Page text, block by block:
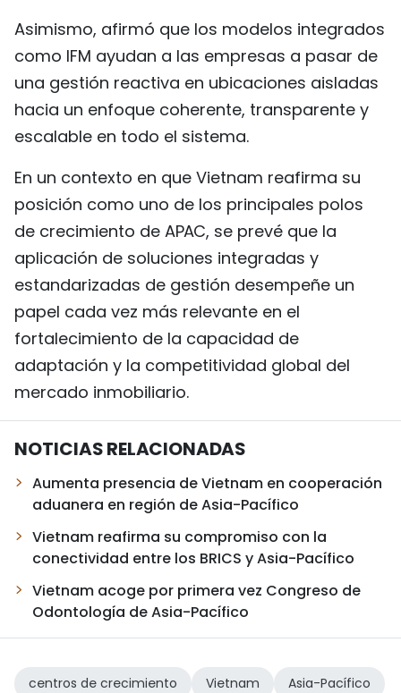
Asimismo, afirmó que los modelos integrados
como IFM ayudan a las empresas a pasar de
una gestión reactiva en ubicaciones aisladas
hacia un enfoque coherente, transparente y
escalable en todo el sistema.
En un contexto en que Vietnam reafirma su
posición como uno de los principales polos
de crecimiento de APAC, se prevé que la
aplicación de soluciones integradas y
estandarizadas de gestión desempeñe un
papel cada vez más relevante en el
fortalecimiento de la capacidad de
adaptación y la competitividad global del
mercado inmobiliario.
NOTICIAS RELACIONADAS
Aumenta presencia de Vietnam en cooperación
aduanera en región de Asia-Pacífico
Vietnam reafirma su compromiso con la
conectividad entre los BRICS y Asia-Pacífico
Vietnam acoge por primera vez Congreso de
Odontología de Asia-Pacífico
centros de crecimiento Vietnam Asia-Pacífico